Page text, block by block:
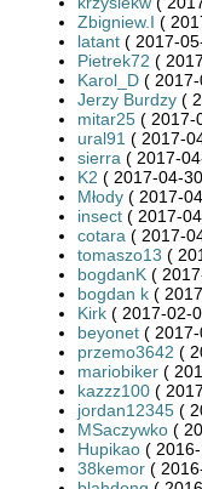
Zbigniew.I (
latant ( 2017-
Pietrek72 (
Karol_D (
Jerzy Burdzy (
mitar25 ( 2017-
ural91 ( 2017-
sierra ( 2017-
K2 ( 2017-04-
Młody ( 2017-
insect ( 2017-
cotara ( 2017-
tomaszo13 (
bogdanK (
bogdan k (
Kirk ( 2017-02-
beyonet (
przemo3642 (
mariobiker (
kazzz100 (
jordan12345 (
MSaczywko (
Hupikao (
38kemor (